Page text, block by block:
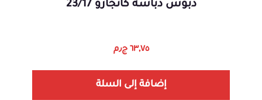
دبوس دباسة كانجارو 23/17
٦٣,٧٥ ج٫م
إضافة إلى السلة